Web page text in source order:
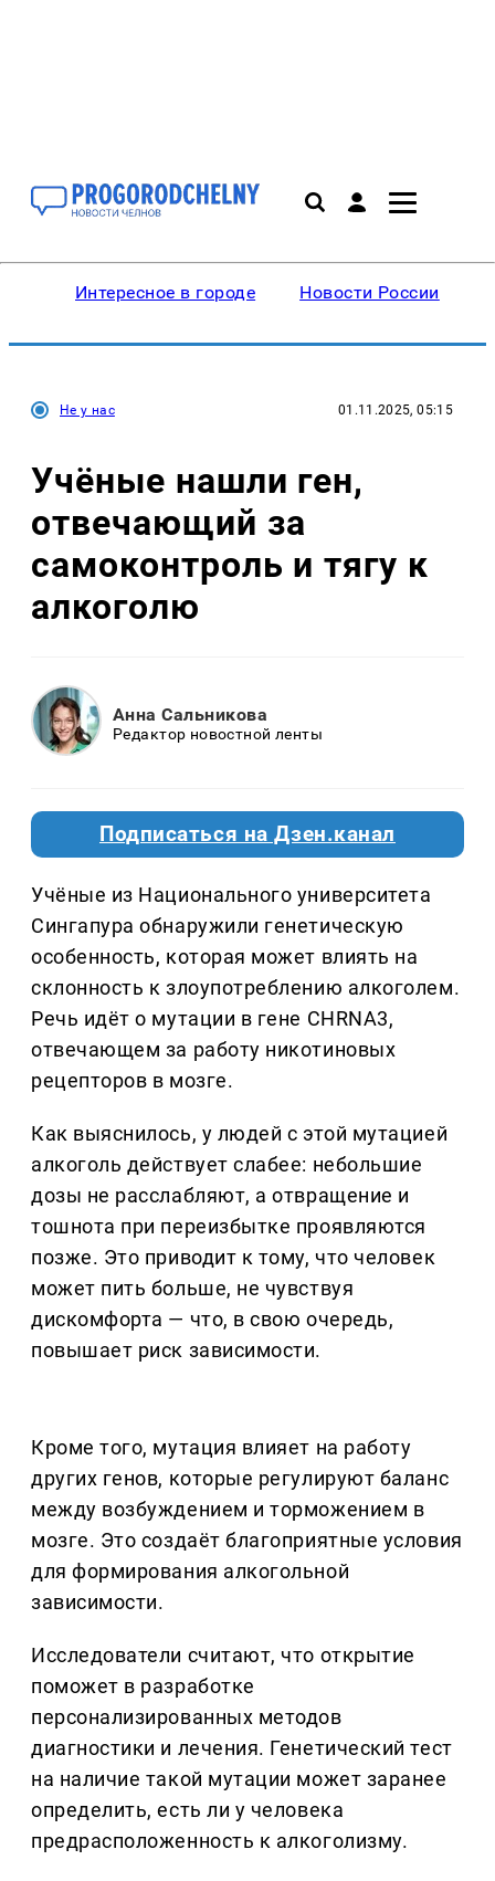
Интересное в городе Новости России
Не у нас 01.11.2025, 05:15
Учёные нашли ген,
отвечающий за
самоконтроль и тягу к
алкоголю
Анна Сальникова
Редактор новостной ленты
Подписаться на Дзен.канал
Учёные из Национального университета
Сингапура обнаружили генетическую
особенность, которая может влиять на
склонность к злоупотреблению алкоголем.
Речь идёт о мутации в гене CHRNA3,
отвечающем за работу никотиновых
рецепторов в мозге.
Как выяснилось, у людей с этой мутацией
алкоголь действует слабее: небольшие
дозы не расслабляют, а отвращение и
тошнота при переизбытке проявляются
позже. Это приводит к тому, что человек
может пить больше, не чувствуя
дискомфорта — что, в свою очередь,
повышает риск зависимости.
Кроме того, мутация влияет на работу
других генов, которые регулируют баланс
между возбуждением и торможением в
мозге. Это создаёт благоприятные условия
для формирования алкогольной
зависимости.
Исследователи считают, что открытие
поможет в разработке
персонализированных методов
диагностики и лечения. Генетический тест
на наличие такой мутации может заранее
определить, есть ли у человека
предрасположенность к алкоголизму.